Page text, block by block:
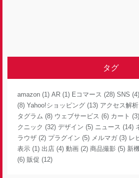
タグ
amazon (1) AR (1) Eコマース (28) SNS (4)
(8) Yahoo!ショッピング (13) アクセス解析
タグラム (8) ウェブサービス (6) カート (3)
クニック (32) デザイン (5) ニュース (14)
ラウザ (2) プラグイン (5) メルマガ (3) レ
表示 (1) 出店 (4) 動画 (2) 商品撮影 (5) 新
(6) 販促 (12)